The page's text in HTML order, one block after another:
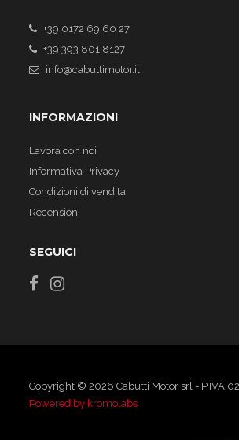
+39 0172 69 60 27
+39 393 801 8127
info@cabuttimotor.it
INFORMAZIONI
Lavora con noi
Informativa Privacy
Condizioni di vendita
Recensioni
SEGUICI
Copyright © 2026 Cabutti Motor srl - P.IVA
Powered by kromolabs